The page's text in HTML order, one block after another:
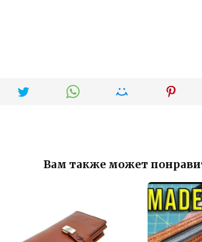
Вам также может